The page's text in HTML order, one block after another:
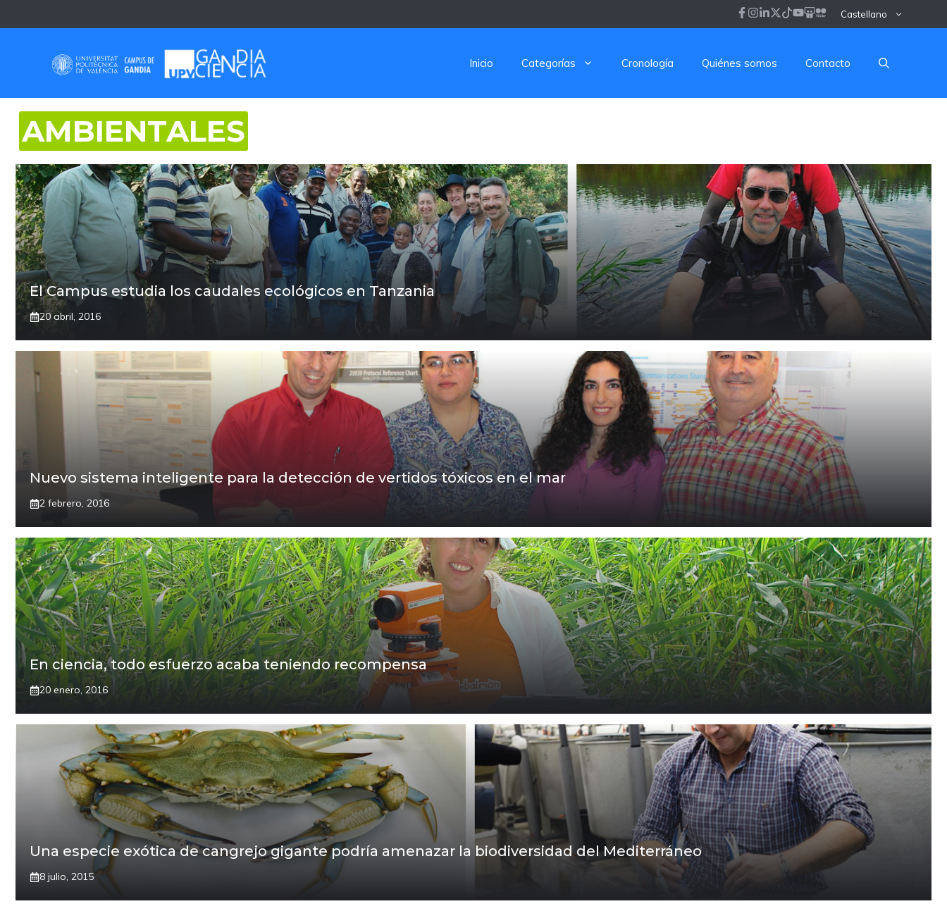
al
Castellano
Inicio Categorías Cronología Quiénes somos Contacto
AMBIENTALES
El Campus estudia los caudales ecológicos en Tanzania
20 abril, 2016
Nuevo sistema inteligente para la detección de vertidos tóxicos en el mar
2 febrero, 2016
En ciencia, todo esfuerzo acaba teniendo recompensa
20 enero, 2016
Una especie exótica de cangrejo gigante podría amenazar la biodiversidad del Mediterráneo
8 julio, 2015